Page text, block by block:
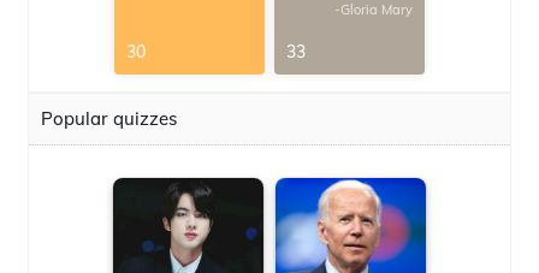
30
-Gloria Mary
33
Popular quizzes